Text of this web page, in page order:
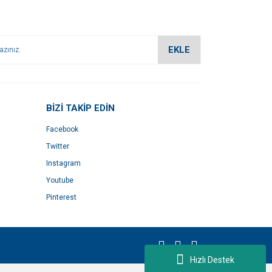
Hızlı Destek
EKLE
BİZİ TAKİP EDİN
Facebook
Twitter
Instagram
Youtube
Pinterest